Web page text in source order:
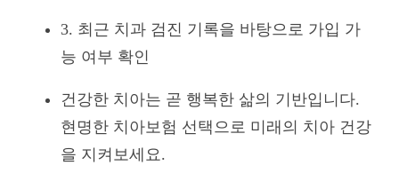
3. 최근 치과 검진 기록을 바탕으로 가입 가
능 여부 확인
건강한 치아는 곧 행복한 삶의 기반입니다.
현명한 치아보험 선택으로 미래의 치아 건강
을 지켜보세요.